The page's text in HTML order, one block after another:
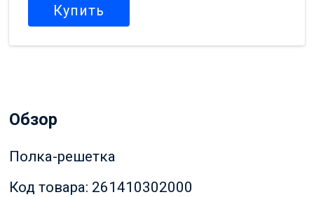
Купить
Обзор
Полка-решетка
Код товара: 261410302000